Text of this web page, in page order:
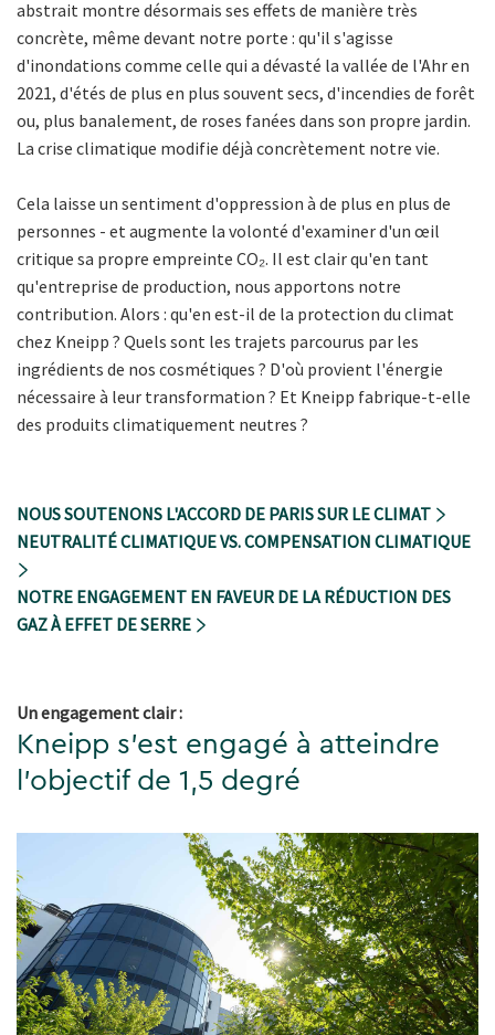
abstrait montre désormais ses effets de manière très
concrète, même devant notre porte : qu'il s'agisse
d'inondations comme celle qui a dévasté la vallée de l'Ahr en
2021, d'étés de plus en plus souvent secs, d'incendies de forêt
ou, plus banalement, de roses fanées dans son propre jardin.
La crise climatique modifie déjà concrètement notre vie.
Cela laisse un sentiment d'oppression à de plus en plus de
personnes - et augmente la volonté d'examiner d'un œil
critique sa propre empreinte CO₂. Il est clair qu'en tant
qu'entreprise de production, nous apportons notre
contribution. Alors : qu'en est-il de la protection du climat
chez Kneipp ? Quels sont les trajets parcourus par les
ingrédients de nos cosmétiques ? D'où provient l'énergie
nécessaire à leur transformation ? Et Kneipp fabrique-t-elle
des produits climatiquement neutres ?
NOUS SOUTENONS L'ACCORD DE PARIS SUR LE CLIMAT
NEUTRALITÉ CLIMATIQUE VS. COMPENSATION CLIMATIQUE
NOTRE ENGAGEMENT EN FAVEUR DE LA RÉDUCTION DES
GAZ À EFFET DE SERRE
Un engagement clair :
Kneipp s'est engagé à atteindre
l'objectif de 1,5 degré